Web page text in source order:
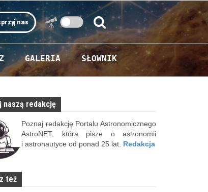
nas
Szukaj:
Szukaj
GALERIA SŁOWNIK
naszą redakcję
Poznaj redakcję Portalu Astronomicznego
AstroNET, która pisze o astronomii
i astronautyce od ponad 25 lat. Redakcja
też